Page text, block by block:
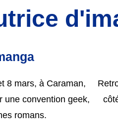
8 mars, à Caraman,
une convention geek,
romans.